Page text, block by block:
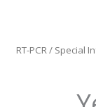
RT-PCR/ Special